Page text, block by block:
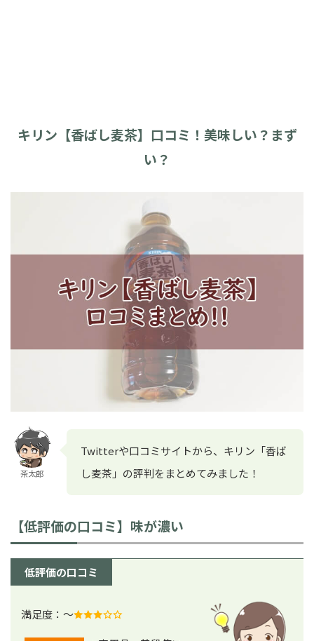
キリン【香ばし麦茶】口コミ！美味しい？まず
い？
茶太郎
Twitterや口コミサイトから、キリン「香ば
し麦茶」の評判をまとめてみました！
【低評価の口コミ】味が濃い
低評価の口コミ
満足度：～